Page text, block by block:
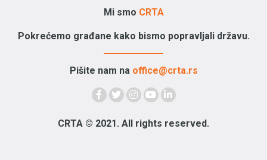
Mi smo CRTA
Pokrećemo građane kako bismo popravljali državu.
Pišite nam na office@crta.rs
CRTA © 2021. All rights reserved.